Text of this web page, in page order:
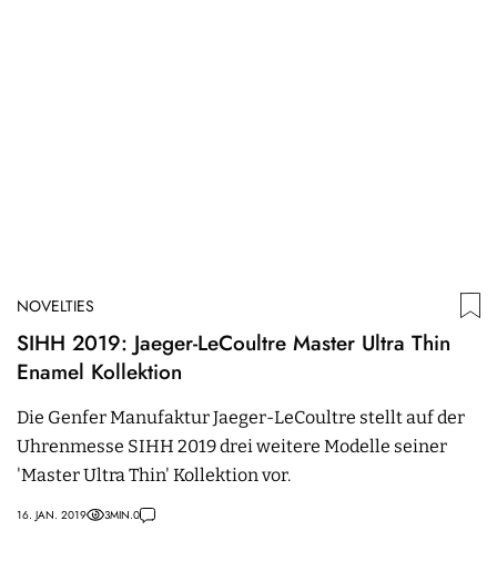
NOVELTIES
SIHH 2019: Jaeger-LeCoultre Master Ultra Thin
Enamel Kollektion
Die Genfer Manufaktur Jaeger-LeCoultre stellt auf der
Uhrenmesse SIHH 2019 drei weitere Modelle seiner
'Master Ultra Thin' Kollektion vor.
16. JAN. 2019 3MIN.0